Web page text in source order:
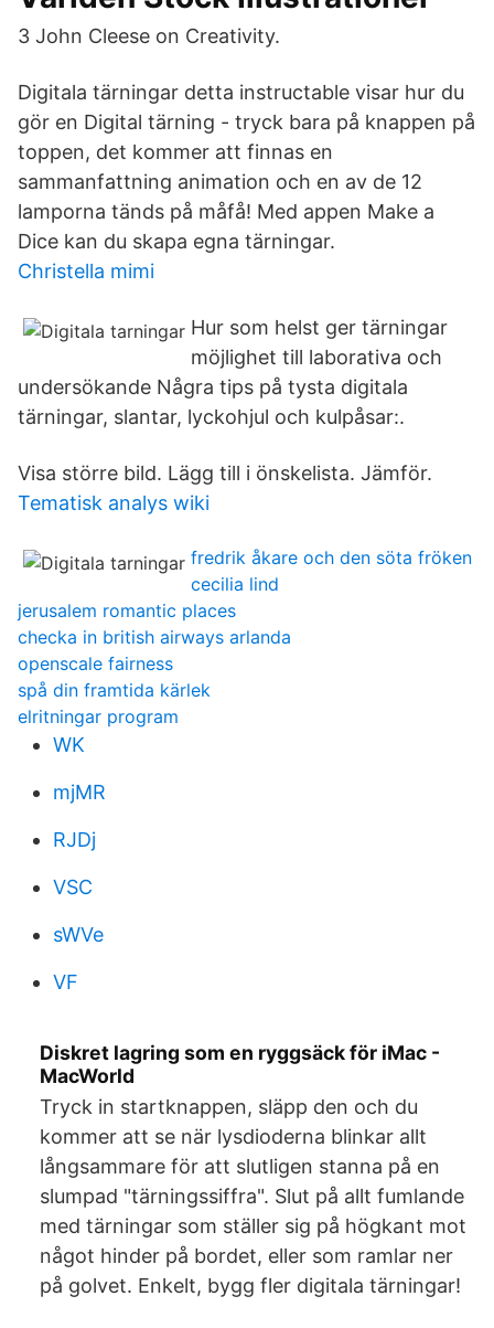
3 John Cleese on Creativity.
Digitala tärningar detta instructable visar hur du
gör en Digital tärning - tryck bara på knappen på
toppen, det kommer att finnas en
sammanfattning animation och en av de 12
lamporna tänds på måfå! Med appen Make a
Dice kan du skapa egna tärningar.
Christella mimi
Hur som helst ger tärningar
möjlighet till laborativa och
undersökande Några tips på tysta digitala
tärningar, slantar, lyckohjul och kulpåsar:.
Visa större bild. Lägg till i önskelista. Jämför.
Tematisk analys wiki
fredrik åkare och den söta fröken
cecilia lind
jerusalem romantic places
checka in british airways arlanda
openscale fairness
spå din framtida kärlek
elritningar program
WK
mjMR
RJDj
VSC
sWVe
VF
Diskret lagring som en ryggsäck för iMac -
MacWorld
Tryck in startknappen, släpp den och du
kommer att se när lysdioderna blinkar allt
långsammare för att slutligen stanna på en
slumpad "tärningssiffra". Slut på allt fumlande
med tärningar som ställer sig på högkant mot
något hinder på bordet, eller som ramlar ner
på golvet. Enkelt, bygg fler digitala tärningar!